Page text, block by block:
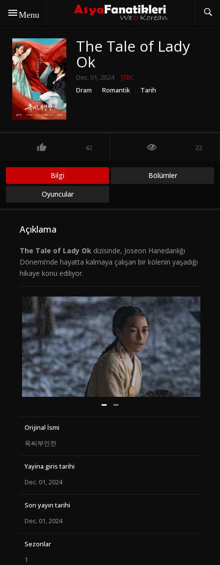
Menu
The Tale of Lady
Ok
Dec. 01, 2024
JTBC
Dram
Romantik Tarih
42 22
Bilgi
Bölümler
Oyuncular
Açıklama
The Tale of Lady Ok dizisinde, Joseon Hanedanlığı
Dönemi’nde hayatta kalmaya çalışan bir kölenin yaşadığı
hikaye konu ediliyor.
Orijinal İsmi
옥씨부인전
Yayina giris tarihi
Dec. 01, 2024
Son yayın tarihi
Dec. 01, 2024
Sezonlar
1